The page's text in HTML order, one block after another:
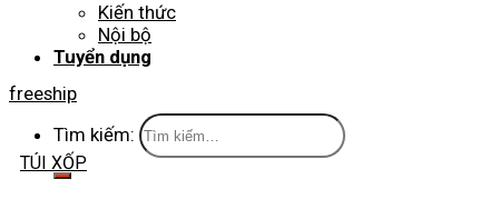
Kiến thức
Nội bộ
Tuyển dụng
Tìm kiếm:
freeship
TÚI XỐP